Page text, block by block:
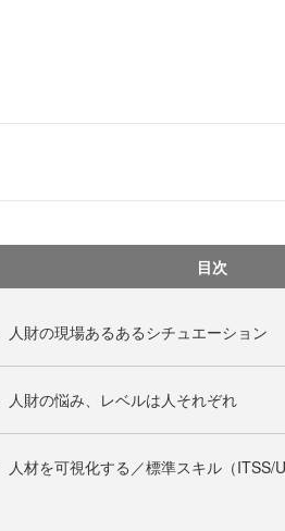
目次
人財の現場あるあるシチュエーション
人財の悩み、レベルは人それぞれ
人材を可視化する／標準スキル（